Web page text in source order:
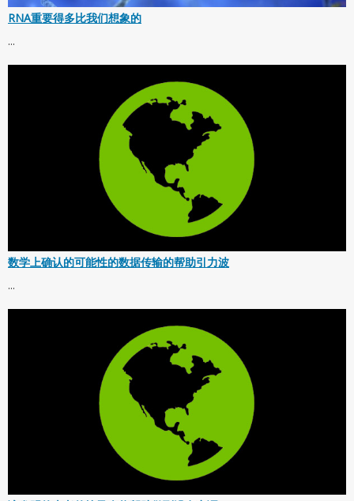
RNA重要得多比我们想象的
...
数学上确认的可能性的数据传输的帮助引力波
...